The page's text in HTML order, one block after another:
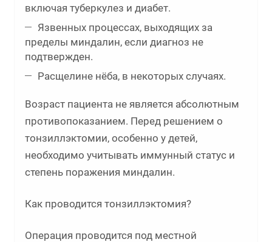
включая туберкулез и диабет.
Язвенных процессах, выходящих за
пределы миндалин, если диагноз не
подтвержден.
Расщелине нёба, в некоторых случаях.
Возраст пациента не является абсолютным
противопоказанием. Перед решением о
тонзиллэктомии, особенно у детей,
необходимо учитывать иммунный статус и
степень поражения миндалин.
Как проводится тонзиллэктомия?
Операция проводится под местной